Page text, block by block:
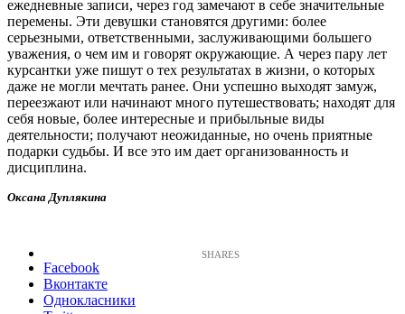
ежедневные записи, через год замечают в себе значительные
перемены. Эти девушки становятся другими: более
серьезными, ответственными, заслуживающими большего
уважения, о чем им и говорят окружающие. А через пару лет
курсантки уже пишут о тех результатах в жизни, о которых
даже не могли мечтать ранее. Они успешно выходят замуж,
переезжают или начинают много путешествовать; находят для
себя новые, более интересные и прибыльные виды
деятельности; получают неожиданные, но очень приятные
подарки судьбы. И все это им дает организованность и
дисциплина.
Оксана Дуплякина
Facebook
Вконтакте
Однокласники